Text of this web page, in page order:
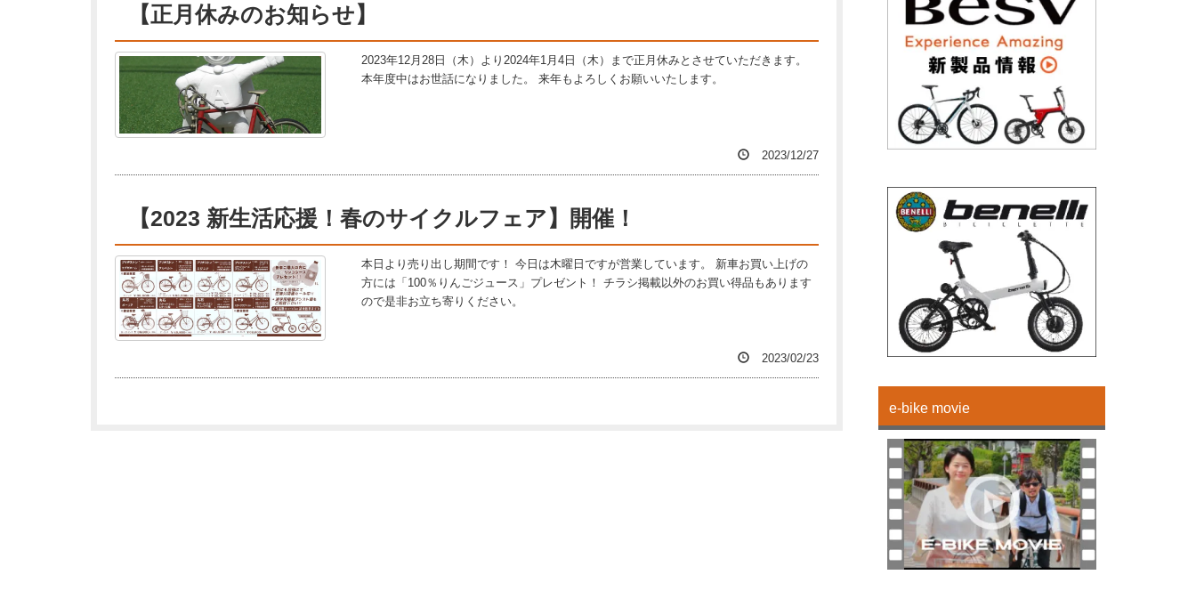
【正月休みのお知らせ】
2023年12月28日（木）より2024年1月4日（木）まで正月休みとさせていただきます。
本年度中はお世話になりました。 来年もよろしくお願いいたします。
2023/12/27
【2023 新生活応援！春のサイクルフェア】開催！
本日より売り出し期間です！ 今日は木曜日ですが営業しています。 新車お買い上げの
方には「100％りんごジュース」プレゼント！ チラシ掲載以外のお買い得品もあります
ので是非お立ち寄りください。
2023/02/23
e-bike movie